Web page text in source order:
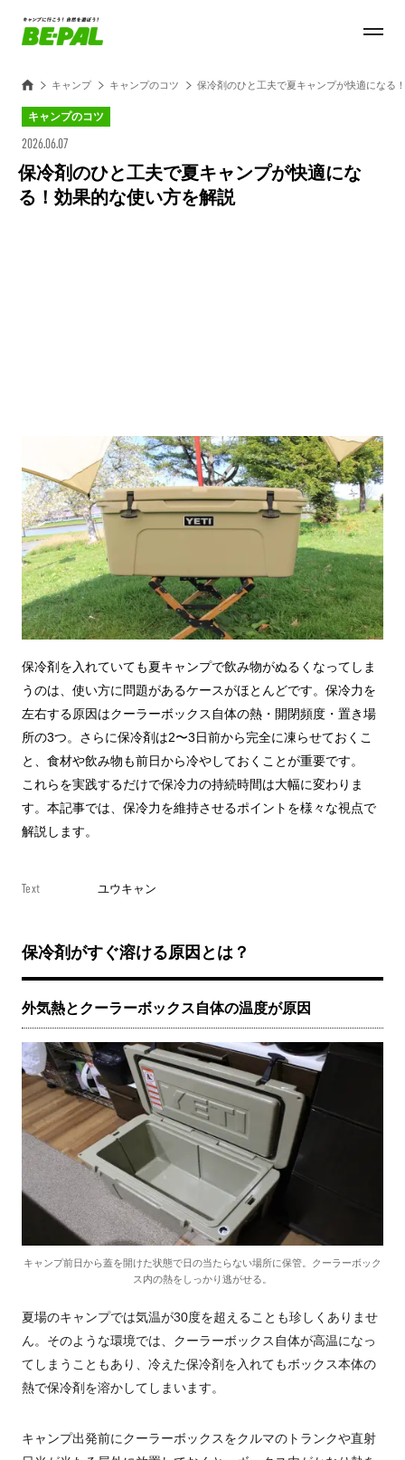
キャンプ キャンプのコツ 保冷剤のひと工夫で夏キャンプが快適になる
キャンプのコツ
2026.06.07
保冷剤のひと工夫で夏キャンプが快適にな
る！効果的な使い方を解説
保冷剤を入れていても夏キャンプで飲み物がぬるくなってしま
うのは、使い方に問題があるケースがほとんどです。保冷力を
左右する原因はクーラーボックス自体の熱・開閉頻度・置き場
所の3つ。さらに保冷剤は2〜3日前から完全に凍らせておくこ
と、食材や飲み物も前日から冷やしておくことが重要です。
これらを実践するだけで保冷力の持続時間は大幅に変わりま
す。本記事では、保冷力を維持させるポイントを様々な視点で
解説します。
Text ユウキャン
保冷剤がすぐ溶ける原因とは？
外気熱とクーラーボックス自体の温度が原因
キャンプ前日から蓋を開けた状態で日の当たらない場所に保管。クーラーボック
ス内の熱をしっかり逃がせる。
夏場のキャンプでは気温が30度を超えることも珍しくありませ
ん。そのような環境では、クーラーボックス自体が高温になっ
てしまうこともあり、冷えた保冷剤を入れてもボックス本体の
熱で保冷剤を溶かしてしまいます。
キャンプ出発前にクーラーボックスをクルマのトランクや直射